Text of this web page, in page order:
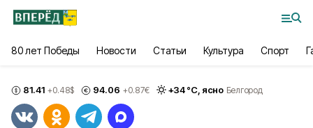
80 лет Победы Новости Статьи Культура Спорт
81.41 +0.48$ 94.06 +0.87€ +34°С, ясно Белгород